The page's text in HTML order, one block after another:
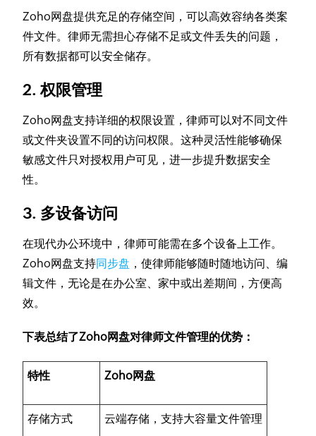
Zoho网盘提供充足的存储空间，可以高效容纳各类案
件文件。律师无需担心存储不足或文件丢失的问题，
所有数据都可以安全储存。
2. 权限管理
Zoho网盘支持详细的权限设置，律师可以对不同文件
或文件夹设置不同的访问权限。这种灵活性能够确保
敏感文件只对授权用户可见，进一步提升数据安全
性。
3. 多设备访问
在现代办公环境中，律师可能需在多个设备上工作。
Zoho网盘支持同步盘 ，使律师能够随时随地访问、编
辑文件，无论是在办公室、家中或出差期间，方便高
效。
下表总结了Zoho网盘对律师文件管理的优势：
特性 Zoho网盘
存储方式 云端存储，支持大容量文件管理